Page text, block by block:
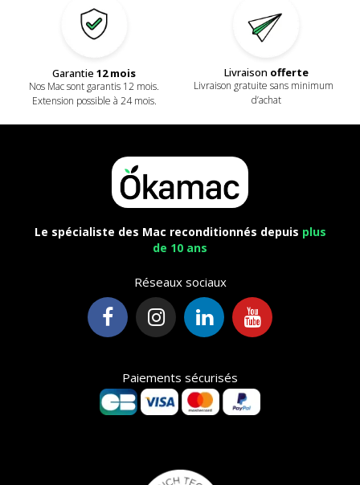
Garantie 12 mois
Nos Mac sont garantis 12 mois.
Extension possible à 24 mois.
Livraison offerte
Livraison gratuite sans minimum
d’achat
Le spécialiste des Mac reconditionnés depuis plus
de 10 ans
Réseaux sociaux
Paiements sécurisés